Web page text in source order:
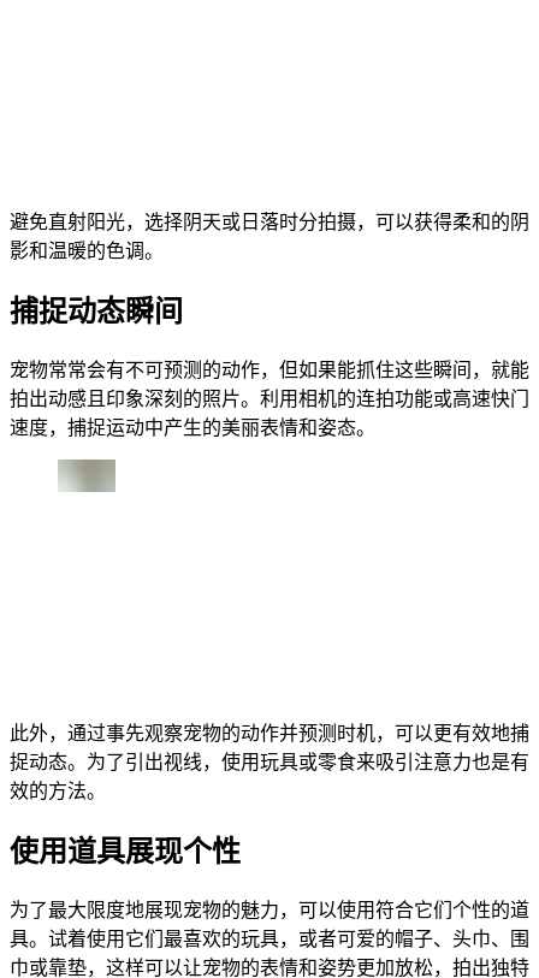
避免直射阳光，选择阴天或日落时分拍摄，可以获得柔和的阴
影和温暖的色调。
捕捉动态瞬间
宠物常常会有不可预测的动作，但如果能抓住这些瞬间，就能
拍出动感且印象深刻的照片。利用相机的连拍功能或高速快门
速度，捕捉运动中产生的美丽表情和姿态。
此外，通过事先观察宠物的动作并预测时机，可以更有效地捕
捉动态。为了引出视线，使用玩具或零食来吸引注意力也是有
效的方法。
使用道具展现个性
为了最大限度地展现宠物的魅力，可以使用符合它们个性的道
具。试着使用它们最喜欢的玩具，或者可爱的帽子、头巾、围
巾或靠垫，这样可以让宠物的表情和姿势更加放松，拍出独特